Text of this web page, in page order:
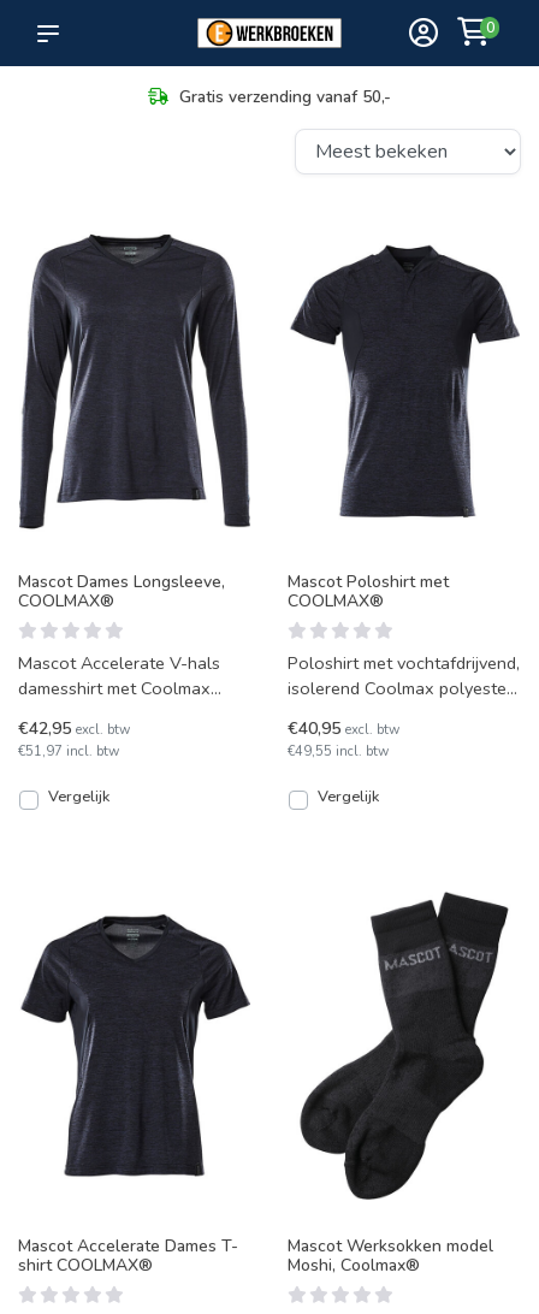
0
Maximale keuze in bezorging
Mascot Dames Longsleeve,
COOLMAX®
Mascot Accelerate V-hals
damesshirt met Coolmax
Vochtafdrijvende en isoleren
€42,95 excl. btw
€51,97 incl. btw
Vergelijk
Mascot Poloshirt met
COOLMAX®
Poloshirt met vochtafdrijvend,
isolerend Coolmax polyester.
een outfit,
€40,95 excl. btw
€49,55 incl. btw
Vergelijk
Mascot Accelerate Dames T-
shirt COOLMAX®
Mascot Werksokken model
Moshi, Coolmax®